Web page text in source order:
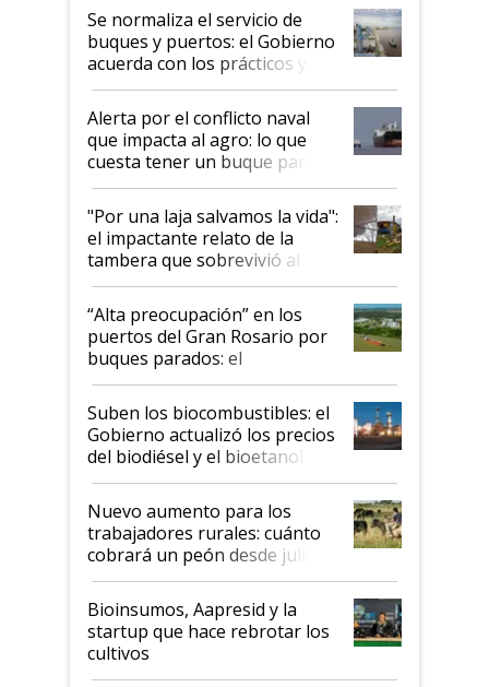
Se normaliza el servicio de
buques y puertos: el Gobierno
acuerda con los prácticos y
suspende el decreto de
desregulación
Alerta por el conflicto naval
que impacta al agro: lo que
cuesta tener un buque parado
y el peligro de que Argentina
pase a ser "país sucio"
"Por una laja salvamos la vida":
el impactante relato de la
tambera que sobrevivió al
tornado
“Alta preocupación” en los
puertos del Gran Rosario por
buques parados: el
funcionamiento de las
exportadoras en tensión tras
la medida de fuerza de los
prácticos
Suben los biocombustibles: el
Gobierno actualizó los precios
del biodiésel y el bioetanol
Nuevo aumento para los
trabajadores rurales: cuánto
cobrará un peón desde julio
Bioinsumos, Aapresid y la
startup que hace rebrotar los
cultivos